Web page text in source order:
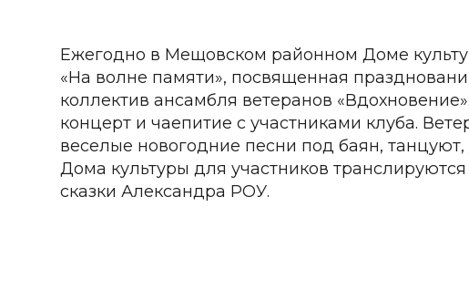
Ежегодно в Мещовском районном Доме
«На волне памяти», посвященная
коллектив ансамбля ветеранов
концерт и чаепитие с участниками клуба.
веселые новогодние песни под баян, танцуют,
Дома культуры для участников
сказки Александра РОУ.